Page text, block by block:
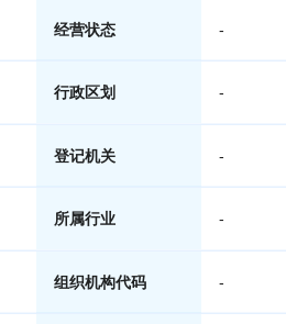
经营状态 -
行政区划 -
登记机关 -
所属行业 -
组织机构代码 -